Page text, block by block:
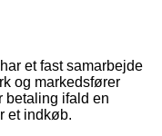
et fast samarbejde
og markedsfører
betaling ifald en
et indkøb.